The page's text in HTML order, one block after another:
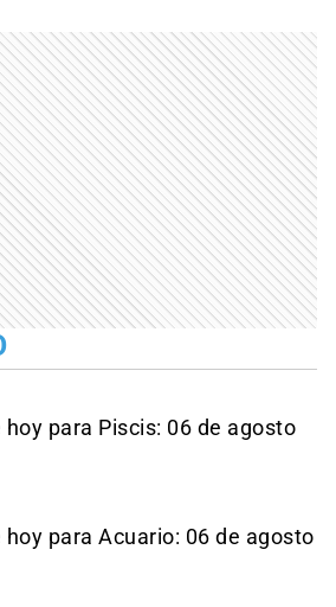
para Piscis: 06 de agosto
hoy para Acuario: 06 de agosto